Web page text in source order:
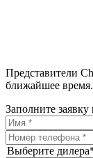
Представители
ближайшее время.
Заполните
Выберите